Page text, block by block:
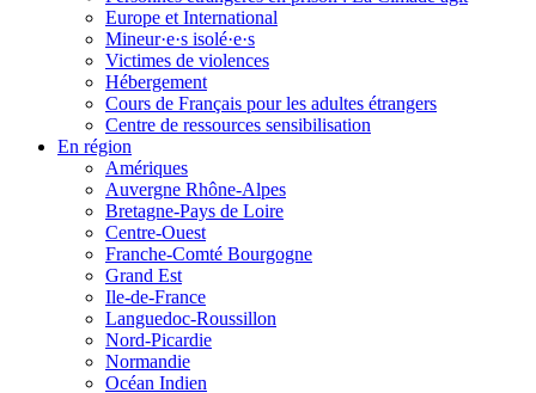
Europe et International
Mineur·e·s isolé·e·s
Victimes de violences
Hébergement
Cours de Français pour les adultes étrangers
Centre de ressources sensibilisation
En région
Amériques
Auvergne Rhône-Alpes
Bretagne-Pays de Loire
Centre-Ouest
Franche-Comté Bourgogne
Grand Est
Ile-de-France
Languedoc-Roussillon
Nord-Picardie
Normandie
Océan Indien